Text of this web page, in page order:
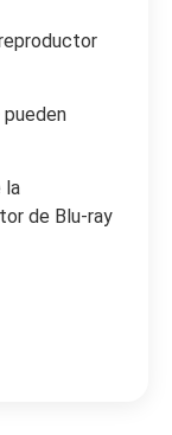
la
de Blu-ray